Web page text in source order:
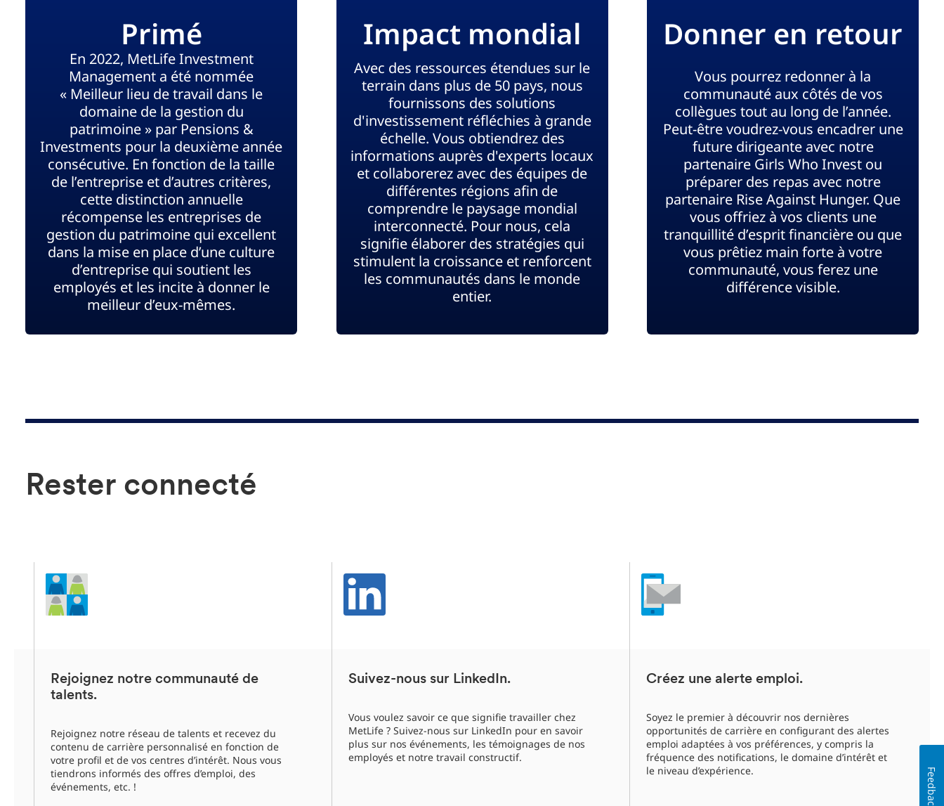
Primé
En 2022, MetLife Investment
Management a été nommée
« Meilleur lieu de travail dans le
domaine de la gestion du
patrimoine » par Pensions &
Investments pour la deuxième année
consécutive. En fonction de la taille
de l’entreprise et d’autres critères,
cette distinction annuelle
récompense les entreprises de
gestion du patrimoine qui excellent
dans la mise en place d’une culture
d’entreprise qui soutient les
employés et les incite à donner le
meilleur d’eux-mêmes.
Impact mondial
Avec des ressources étendues sur le
terrain dans plus de 50 pays, nous
fournissons des solutions
d'investissement réfléchies à grande
échelle. Vous obtiendrez des
informations auprès d'experts locaux
et collaborerez avec des équipes de
différentes régions afin de
comprendre le paysage mondial
interconnecté. Pour nous, cela
signifie élaborer des stratégies qui
stimulent la croissance et renforcent
les communautés dans le monde
entier.
Donner en retour
Vous pourrez redonner à la
communauté aux côtés de vos
collègues tout au long de l’année.
Peut-être voudrez-vous encadrer une
future dirigeante avec notre
partenaire Girls Who Invest ou
préparer des repas avec notre
partenaire Rise Against Hunger. Que
vous offriez à vos clients une
tranquillité d’esprit financière ou que
vous prêtiez main forte à votre
communauté, vous ferez une
différence visible.
Rester connecté
Rejoignez notre communauté de
talents.
Rejoignez notre réseau de talents et recevez du
contenu de carrière personnalisé en fonction de
votre profil et de vos centres d’intérêt. Nous vous
tiendrons informés des offres d’emploi, des
événements, etc. !
Suivez-nous sur LinkedIn.
Vous voulez savoir ce que signifie travailler chez
MetLife ? Suivez-nous sur LinkedIn pour en savoir
plus sur nos événements, les témoignages de nos
employés et notre travail constructif.
Créez une alerte emploi.
Soyez le premier à découvrir nos dernières
opportunités de carrière en configurant des alertes
emploi adaptées à vos préférences, y compris la
fréquence des notifications, le domaine d’intérêt et
le niveau d’expérience.
Feedback